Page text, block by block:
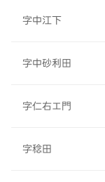
字中江下
字中砂利田
字仁右エ門
字稔田